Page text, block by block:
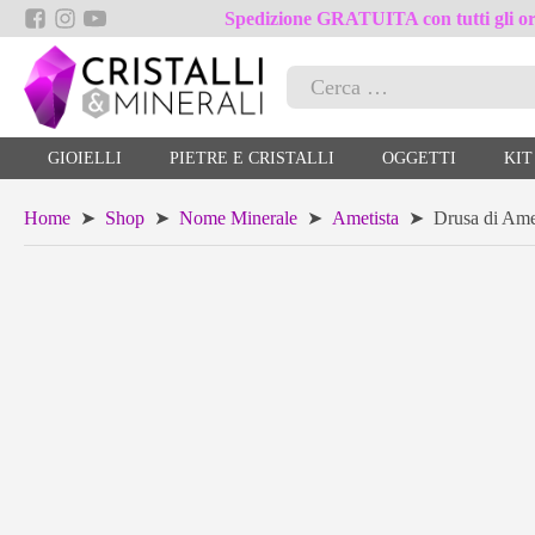
Spedizione GRATUITA con tutti gli
Ricerca
GIOIELLI PIETRE E CRISTALLI OGGETTI KIT
Home ➤ Shop ➤ Nome Minerale ➤ Ametista ➤ Drusa di